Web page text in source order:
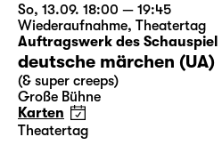
So, 13.09. 18:00 — 19:45
Wiederaufnahme, Theatertag
Auftragswerk des Schauspiel
deutsche märchen (UA)
(& super creeps)
Große Bühne
Karten
Theatertag